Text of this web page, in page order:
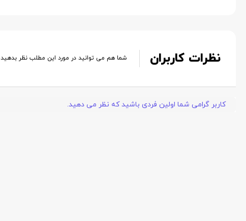
نظرات کاربران شما هم می توانید در مورد این مطلب نظر بدهید
کاربر گرامی شما اولین فردی باشید که نظر می دهید.